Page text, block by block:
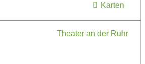
Karten
Theater an der Ruhr